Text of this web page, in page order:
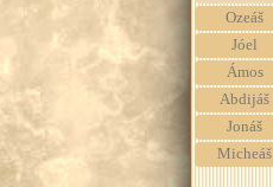
Ozeáš
Jóel
Ámos
Abdijáš
Jonáš
Micheáš